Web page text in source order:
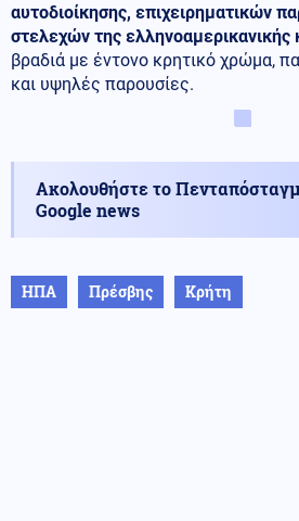
αυτοδιοίκησης, επιχειρηματικών
στελεχών της ελληνοαμερικανικής
βραδιά με έντονο κρητικό χρώμα,
και υψηλές παρουσίες.
Ακολουθήστε το
Google news
ΗΠΑ Πρέσβης Κρήτη